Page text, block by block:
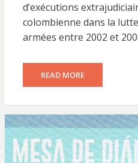
d’exécutions
colombienne dans la
armées entre 2002 et
READ MORE